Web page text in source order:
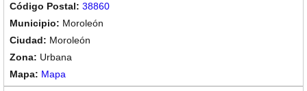
38860
Moroleón
Moroleón
Urbana
Mapa